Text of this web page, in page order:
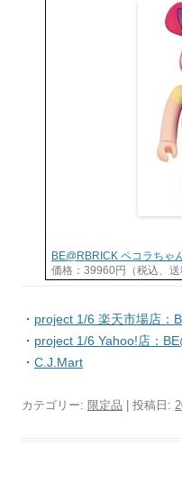
BE@RBRICK ペコラちゃ
価格：39960円（税込、
・ project 1/6 楽天市場店：
・ project 1/6 Yahoo!店：
・ C.J.Mart
カテゴリー: 限定品 | 投稿日: